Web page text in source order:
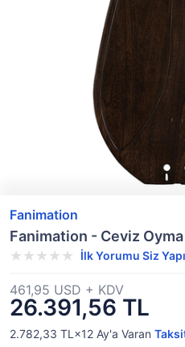
Fanimation
Fanimation - Ceviz
İlk Yorumu Siz
26.391,56 TL
461,95 USD + KDV
2.782,33 TL×12 Ay'a Varan